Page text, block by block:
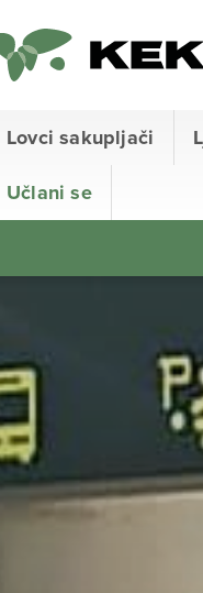
Lovci sakupljači
Učlani se